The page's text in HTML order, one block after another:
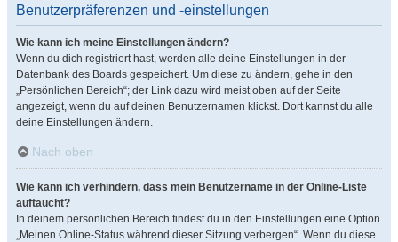
Benutzerpräferenzen und -einstellungen
Wie kann ich meine Einstellungen ändern?
Wenn du dich registriert hast, werden alle deine Einstellungen in der
Datenbank des Boards gespeichert. Um diese zu ändern, gehe in den
„Persönlichen Bereich“; der Link dazu wird meist oben auf der Seite
angezeigt, wenn du auf deinen Benutzernamen klickst. Dort kannst du alle
deine Einstellungen ändern.
Nach oben
Wie kann ich verhindern, dass mein Benutzername in der Online-Liste
auftaucht?
In deinem persönlichen Bereich findest du in den Einstellungen eine Option
„Meinen Online-Status während dieser Sitzung verbergen“. Wenn du diese